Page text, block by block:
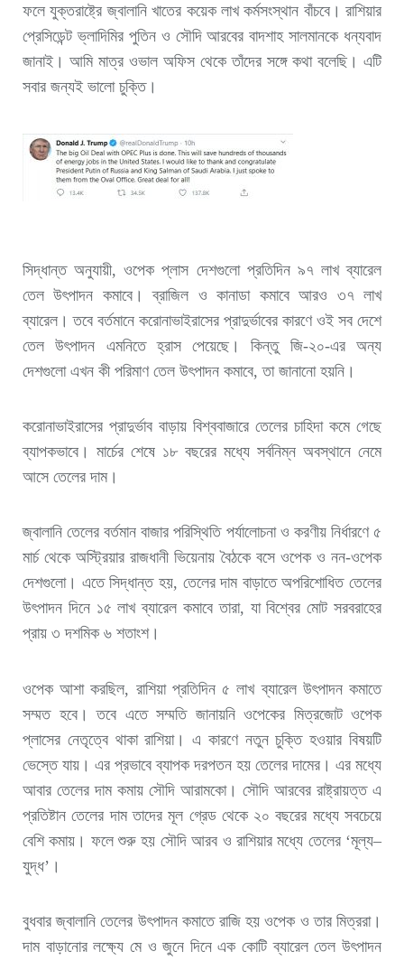
ফলে যুক্তরাষ্ট্রে জ্বালানি খাতের কয়েক লাখ কর্মসংস্থান বাঁচবে। রাশিয়ার
প্রেসিডেন্ট ভ্লাদিমির পুতিন ও সৌদি আরবের বাদশাহ সালমানকে ধন্যবাদ
জানাই। আমি মাত্র ওভাল অফিস থেকে তাঁদের সঙ্গে কথা বলেছি। এটি
সবার জন্যই ভালো চুক্তি।
সিদ্ধান্ত অনুযায়ী, ওপেক প্লাস দেশগুলো প্রতিদিন ৯৭ লাখ ব্যারেল
তেল উৎপাদন কমাবে। ব্রাজিল ও কানাডা কমাবে আরও ৩৭ লাখ
ব্যারেল। তবে বর্তমানে করোনাভাইরাসের প্রাদুর্ভাবের কারণে ওই সব দেশে
তেল উৎপাদন এমনিতে হ্রাস পেয়েছে। কিন্তু জি-২০-এর অন্য
দেশগুলো এখন কী পরিমাণ তেল উৎপাদন কমাবে, তা জানানো হয়নি।
করোনাভাইরাসের প্রাদুর্ভাব বাড়ায় বিশ্ববাজারে তেলের চাহিদা কমে গেছে
ব্যাপকভাবে। মার্চের শেষে ১৮ বছরের মধ্যে সর্বনিম্ন অবস্থানে নেমে
আসে তেলের দাম।
জ্বালানি তেলের বর্তমান বাজার পরিস্থিতি পর্যালোচনা ও করণীয় নির্ধারণে ৫
মার্চ থেকে অস্ট্রিয়ার রাজধানী ভিয়েনায় বৈঠকে বসে ওপেক ও নন-ওপেক
দেশগুলো। এতে সিদ্ধান্ত হয়, তেলের দাম বাড়াতে অপরিশোধিত তেলের
উৎপাদন দিনে ১৫ লাখ ব্যারেল কমাবে তারা, যা বিশ্বের মোট সরবরাহের
প্রায় ৩ দশমিক ৬ শতাংশ।
ওপেক আশা করছিল, রাশিয়া প্রতিদিন ৫ লাখ ব্যারেল উৎপাদন কমাতে
সম্মত হবে। তবে এতে সম্মতি জানায়নি ওপেকের মিত্রজোট ওপেক
প্লাসের নেতৃত্বে থাকা রাশিয়া। এ কারণে নতুন চুক্তি হওয়ার বিষয়টি
ভেস্তে যায়। এর প্রভাবে ব্যাপক দরপতন হয় তেলের দামের। এর মধ্যে
আবার তেলের দাম কমায় সৌদি আরামকো। সৌদি আরবের রাষ্ট্রায়ত্ত এ
প্রতিষ্টান তেলের দাম তাদের মূল গ্রেড থেকে ২০ বছরের মধ্যে সবচেয়ে
বেশি কমায়। ফলে শুরু হয় সৌদি আরব ও রাশিয়ার মধ্যে তেলের ‘মূল্য–
যুদ্ধ’।
বুধবার জ্বালানি তেলের উৎপাদন কমাতে রাজি হয় ওপেক ও তার মিত্ররা।
দাম বাড়ানোর লক্ষ্যে মে ও জুনে দিনে এক কোটি ব্যারেল তেল উৎপাদন